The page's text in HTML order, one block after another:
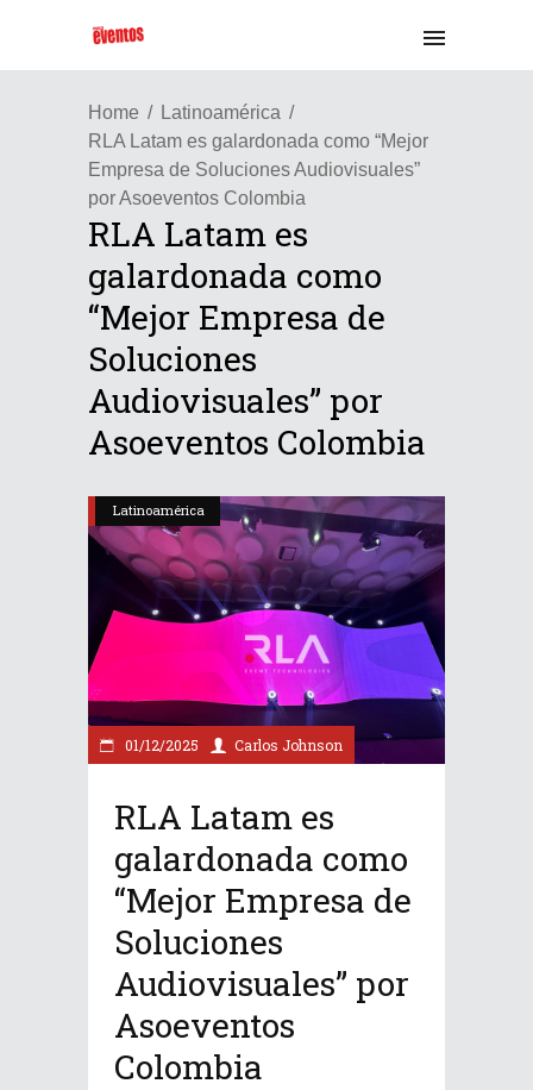
Home
Latinoamérica
RLA Latam es galardonada como “Mejor
Empresa de Soluciones Audiovisuales”
por Asoeventos Colombia
RLA Latam es
galardonada como
“Mejor Empresa de
Soluciones
Audiovisuales” por
Asoeventos Colombia
Latinoamérica
01/12/2025 Carlos Johnson
RLA Latam es
galardonada como
“Mejor Empresa de
Soluciones
Audiovisuales” por
Asoeventos
Colombia